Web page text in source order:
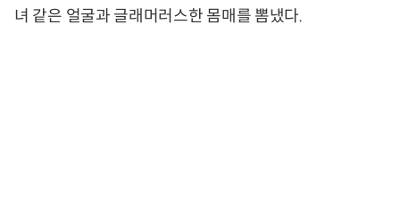
녀 같은 얼굴과 글래머러스한 몸매를 뽐냈다.